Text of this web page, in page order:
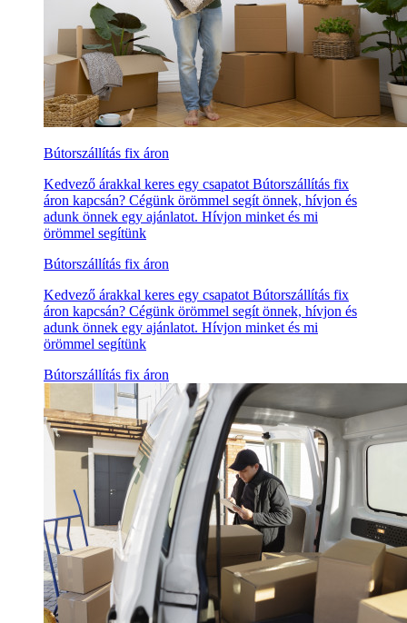
Bútorszállítás fix áron
Kedvező árakkal keres egy csapatot Bútorszállítás fix
áron kapcsán? Cégünk örömmel segít önnek, hívjon és
adunk önnek egy ajánlatot. Hívjon minket és mi
örömmel segítünk
Bútorszállítás fix áron
Kedvező árakkal keres egy csapatot Bútorszállítás fix
áron kapcsán? Cégünk örömmel segít önnek, hívjon és
adunk önnek egy ajánlatot. Hívjon minket és mi
örömmel segítünk
Bútorszállítás fix áron